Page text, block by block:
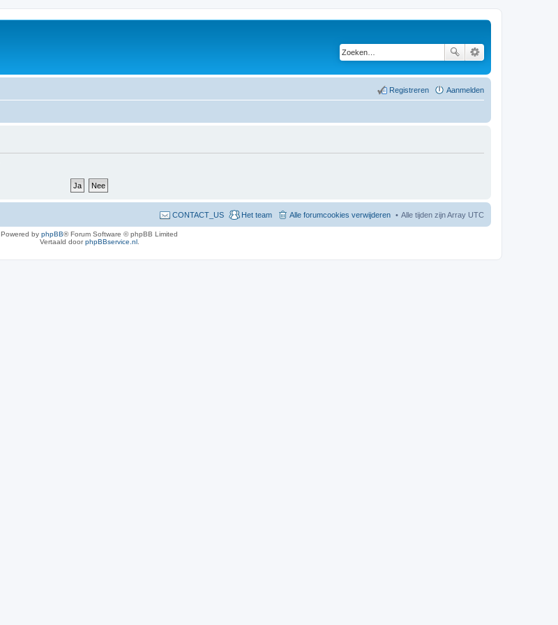
Aanmelden
Registreren
Alle tijden zijn Array UTC
Alle forumcookies verwijderen
Het team
CONTACT_US
Powered by phpBB® Forum Software © phpBB Limited
Vertaald doorphpBBservice.nl.